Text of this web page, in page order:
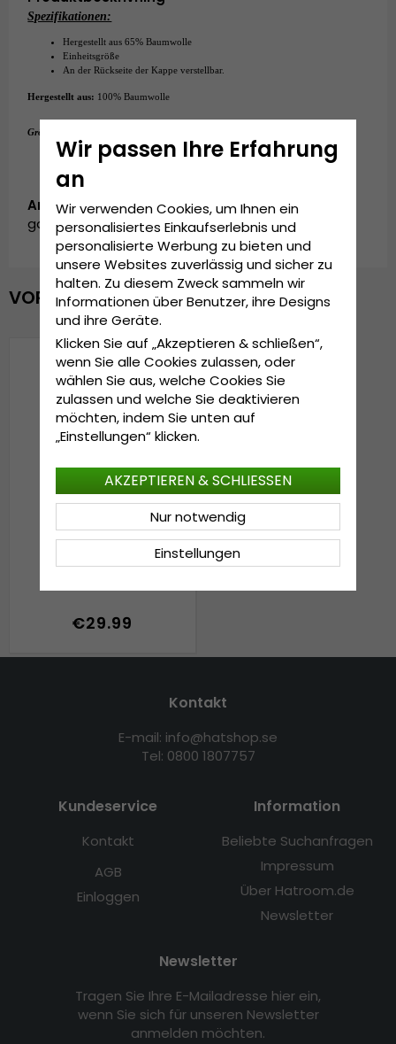
Spezifikationen:
Hergestellt aus 65% Baumwolle
Einheitsgröße
An der Rückseite der Kappe verstellbar.
Hergestellt aus: 100% Baumwolle
Grösseninformationen:
Artikelnummer:
garda.cap.grey.cherry
VOR KURZEM ANGESEHEN
Caps - Gårda Cherry
€29.99
Kontakt
E-mail: info@hatshop.se
Tel: 0800 1807757
Kundeservice
Kontakt
AGB
Einloggen
Information
Beliebte Suchanfragen
Impressum
Über Hatroom.de
Newsletter
Newsletter
Tragen Sie Ihre E-Mailadresse hier ein,
wenn Sie sich für unseren Newsletter
anmelden möchten.
Wir passen Ihre Erfahrung
an
Wir verwenden Cookies, um Ihnen ein
personalisiertes Einkaufserlebnis und
personalisierte Werbung zu bieten und
unsere Websites zuverlässig und sicher zu
halten. Zu diesem Zweck sammeln wir
Informationen über Benutzer, ihre Designs
und ihre Geräte.
Klicken Sie auf „Akzeptieren & schließen“,
wenn Sie alle Cookies zulassen, oder
wählen Sie aus, welche Cookies Sie
zulassen und welche Sie deaktivieren
möchten, indem Sie unten auf
„Einstellungen“ klicken.
Einstellungen
Nur notwendig
AKZEPTIEREN & SCHLIESSEN